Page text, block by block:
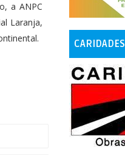
a ANPC
Laranja,
CARIDADES